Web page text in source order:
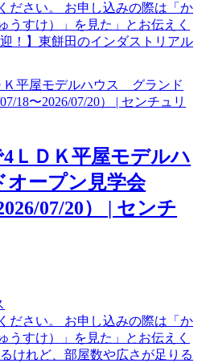
ださい。 お申し込みの際は「か
うすけ）」を見た」とお伝えく
！】東餅田のインダストリアル
ＬＤＫ平屋モデルハ
ープン見学会
07/20） | センチ
ださい。 お申し込みの際は「か
うすけ）」を見た」とお伝えく
けれど、部屋数や広さが足りる